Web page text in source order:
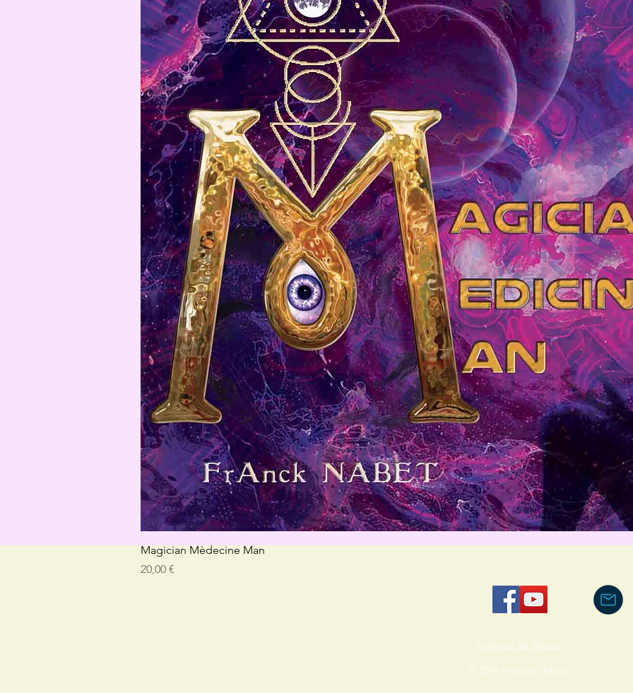
Aperçu rapide
Magician Mèdecine Man
Prix
20,00 €
Politique de Retour
© 2019 Harmony Music